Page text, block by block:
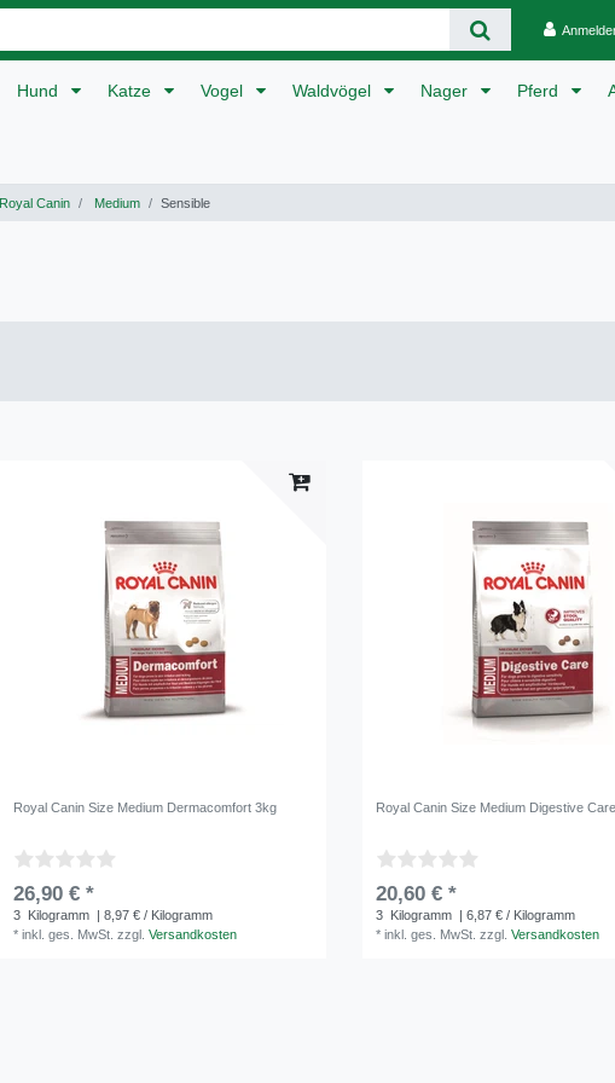
Hund Katze Vogel Waldvögel Nager Pferd
Royal Canin Medium Sensible
Royal Canin Size Medium Dermacomfort 3kg
26,90 € *
3 Kilogramm
| 8,97 € / Kilogramm
*inkl. ges. MwSt. zzgl.Versandkosten
Royal Canin Size Medium Digestive
20,60 € *
3 Kilogramm
| 6,87 € / Kilogramm
*inkl. ges. MwSt. zzgl.Versandkosten